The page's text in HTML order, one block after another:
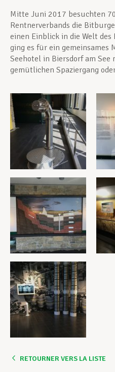
Mitte Juni 2017 besuchten
Rentnerverbands die
einen Einblick in die Welt
ging es für ein gemeinsames
Seehotel in Biersdorf am
gemütlichen Spaziergang
RETOURNER VERS LA LISTE